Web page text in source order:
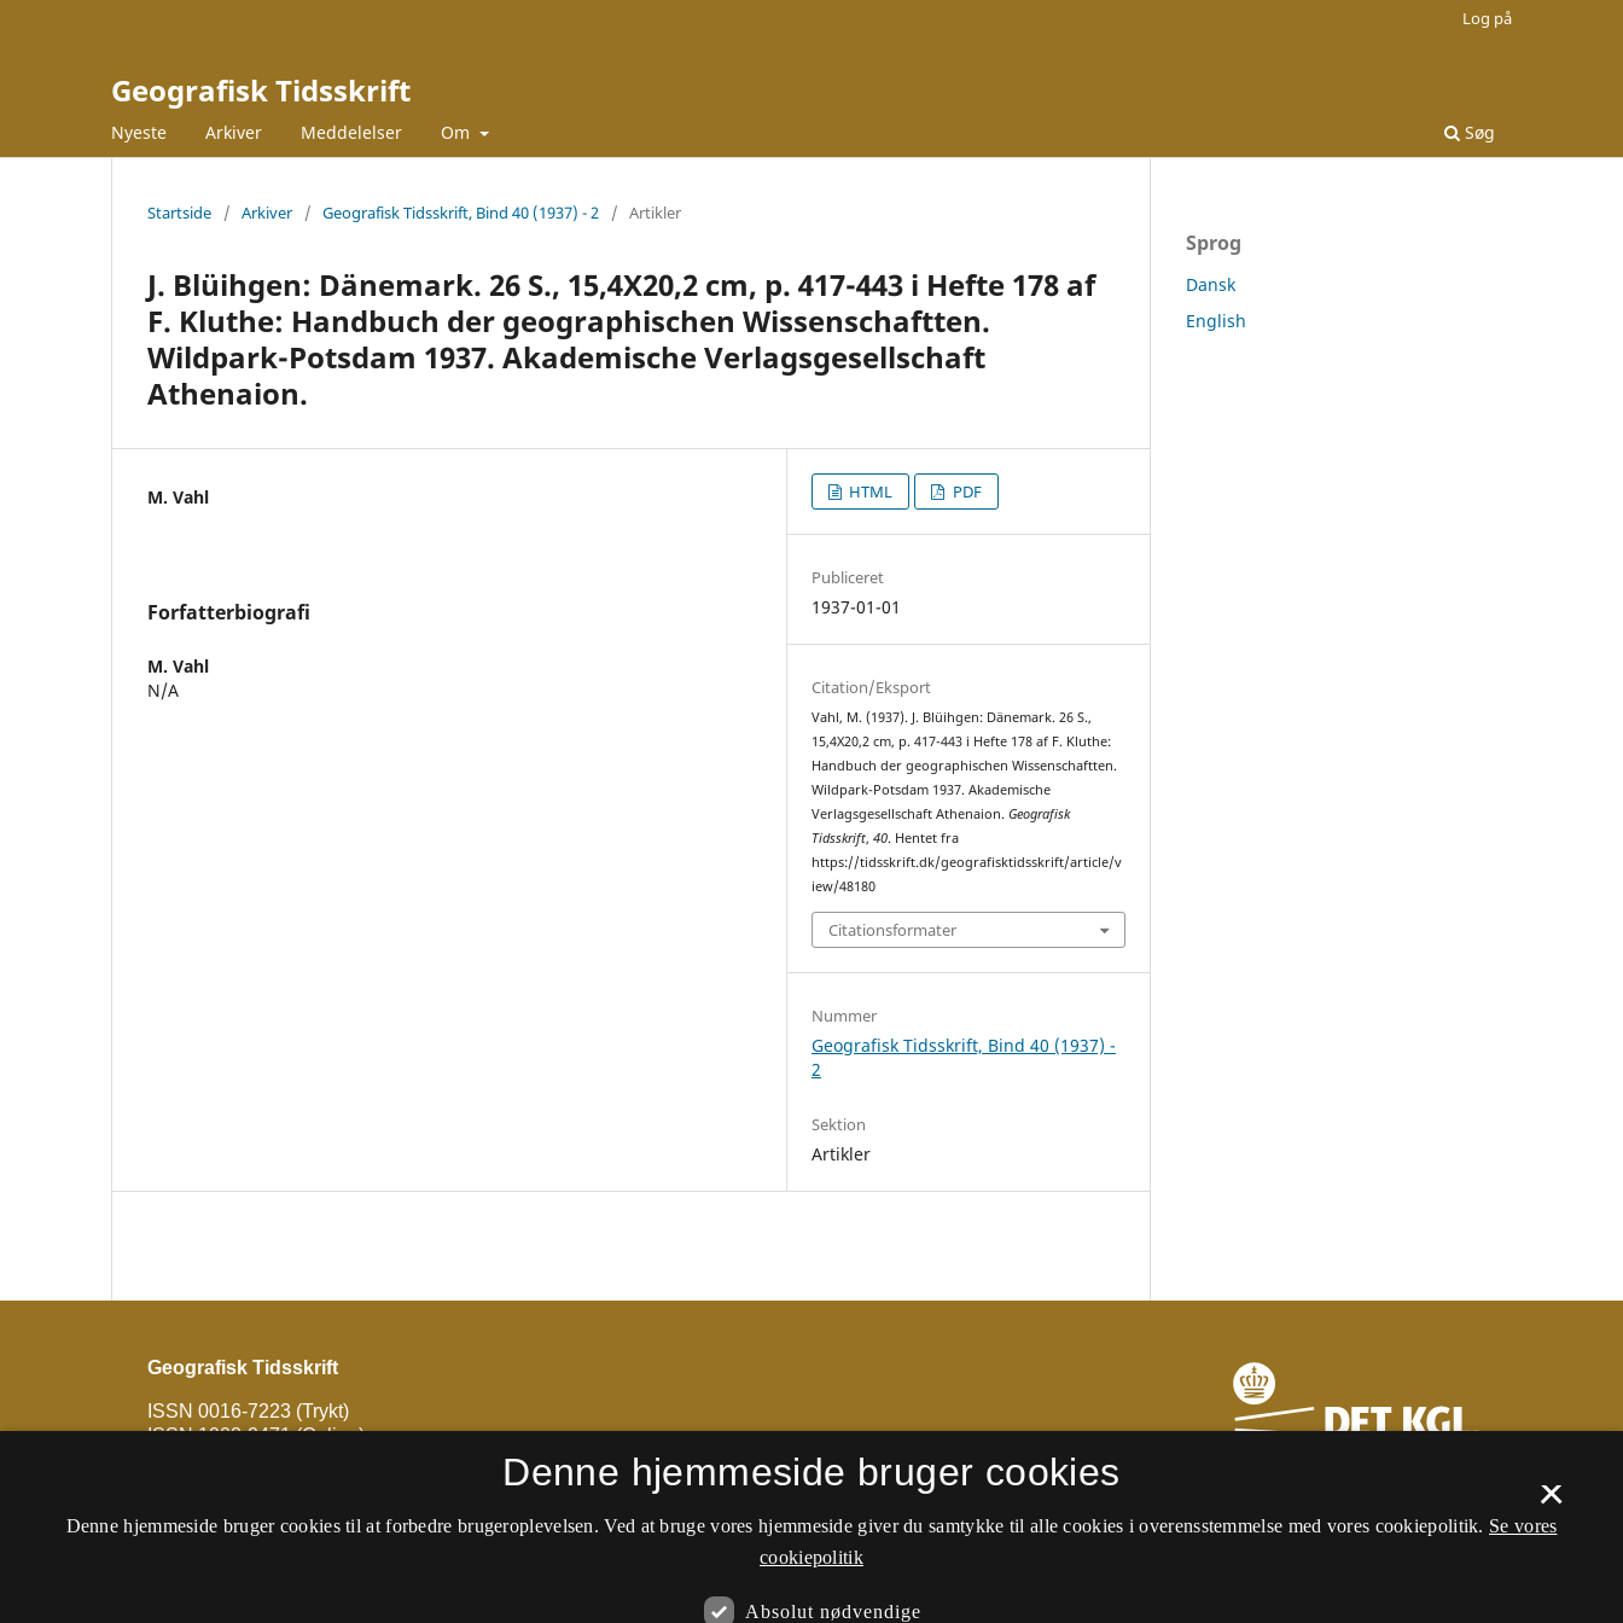
Geografisk Tidsskrift
Nyeste Arkiver Meddelelser Om Søg
Log på
Startside / Arkiver / Geografisk Tidsskrift, Bind 40 (1937) - 2 / Artikler
J. Blüihgen: Dänemark. 26 S., 15,4X20,2 cm, p. 417-443 i Hefte 178 af
F. Kluthe: Handbuch der geographischen Wissenschaftten.
Wildpark-Potsdam 1937. Akademische Verlagsgesellschaft
Athenaion.
M. Vahl
Forfatterbiografi
M. Vahl
N/A
HTML PDF
Publiceret
1937-01-01
Citation/Eksport
Vahl, M. (1937). J. Blüihgen: Dänemark. 26 S.,
15,4X20,2 cm, p. 417-443 i Hefte 178 af F. Kluthe:
Handbuch der geographischen Wissenschaftten.
Wildpark-Potsdam 1937. Akademische
Verlagsgesellschaft Athenaion.Geografisk
Tidsskrift,40. Hentet fra
https://tidsskrift.dk/geografisktidsskrift/article/v
iew/48180
Citationsformater
Nummer
Geografisk Tidsskrift, Bind 40 (1937) -
2
Sektion
Artikler
Sprog
Dansk
English
Geografisk Tidsskrift
ISSN 0016-7223 (Trykt)
ISSN 1903-2471 (Online)
Tidsskriftet udkommer ikke længere på denne side. Nyere numre kan
Francis)
×
Denne hjemmeside bruger cookies
Denne hjemmeside bruger cookies til at forbedre brugeroplevelsen. Ved at bruge vores hjemmeside giver du samtykke til alle cookies i overensstemmelse med vores cookiepolitik. Se vores
cookiepolitik
Absolut nødvendige